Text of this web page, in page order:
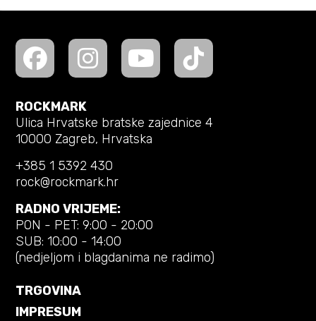
ROCKMARK
Ulica Hrvatske bratske zajednice 4
10000 Zagreb, Hrvatska
+385 1 5392 430
rock@rockmark.hr
RADNO VRIJEME:
PON - PET: 9:00 - 20:00
SUB: 10:00 - 14:00
(nedjeljom i blagdanima ne radimo)
TRGOVINA
IMPRESUM